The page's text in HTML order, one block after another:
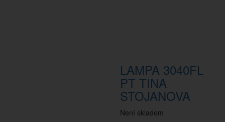
LAMPA 3040FL
PT TINA
STOJANOVA
Není skladem